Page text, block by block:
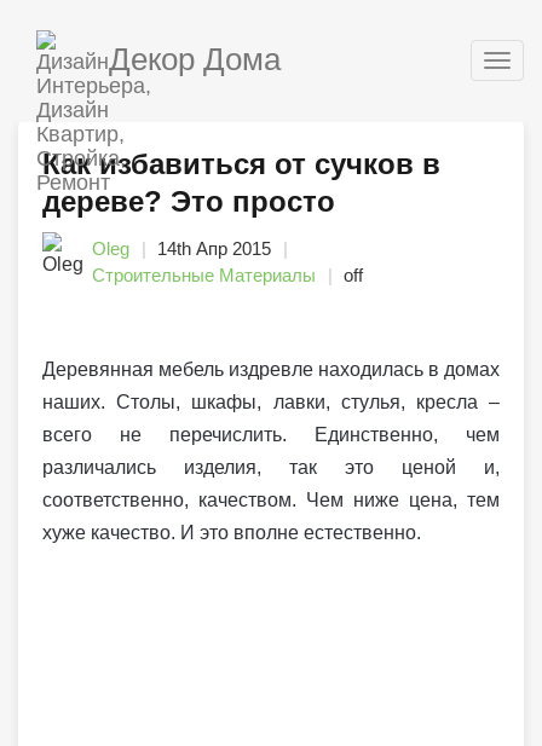
Декор Дома
Как избавиться от сучков в
дереве? Это просто
Oleg
14th Апр 2015
Строительные Материалы
off
Деревянная мебель издревле находилась в домах
наших. Столы, шкафы, лавки, стулья, кресла –
всего не перечислить. Единственно, чем
различались изделия, так это ценой и,
соответственно, качеством. Чем ниже цена, тем
хуже качество. И это вполне естественно.